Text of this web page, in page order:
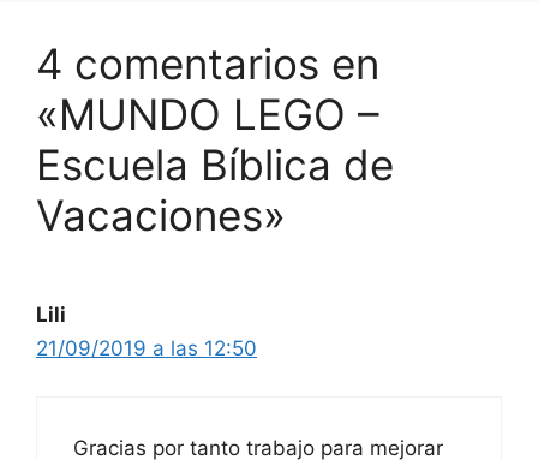
4 comentarios en
«MUNDO LEGO –
Escuela Bíblica de
Vacaciones»
Lili
21/09/2019 a las 12:50
Gracias por tanto trabajo para mejorar